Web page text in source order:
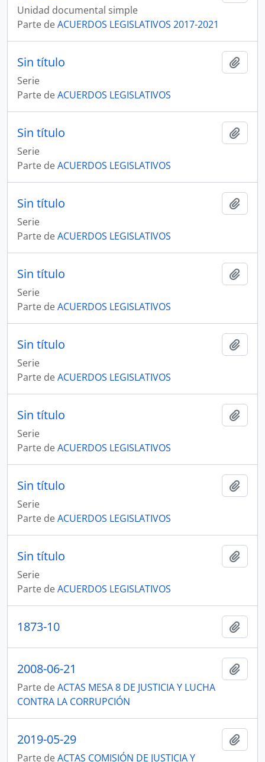
Unidad documental simple
Parte deACUERDOS LEGISLATIVOS 2017-2021
Sin título
Serie
Parte deACUERDOS LEGISLATIVOS
Sin título
Serie
Parte deACUERDOS LEGISLATIVOS
Sin título
Serie
Parte deACUERDOS LEGISLATIVOS
Sin título
Serie
Parte deACUERDOS LEGISLATIVOS
Sin título
Serie
Parte deACUERDOS LEGISLATIVOS
Sin título
Serie
Parte deACUERDOS LEGISLATIVOS
Sin título
Serie
Parte deACUERDOS LEGISLATIVOS
Sin título
Serie
Parte deACUERDOS LEGISLATIVOS
1873-10
2008-06-21
Parte deACTAS MESA 8 DE JUSTICIA Y LUCHA
CONTRA LA CORRUPCIÓN
2019-05-29
Parte deACTAS COMISIÓN DE JUSTICIA Y